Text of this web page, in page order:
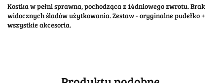
Kostka w pełni sprawna, pochodząca z 14dniowego zwrotu. Brak
widocznych śladów użytkowania. Zestaw - oryginalne pudełko +
wszystkie akcesoria.